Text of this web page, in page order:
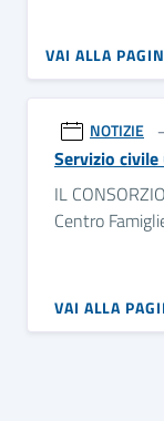
VAI ALLA
NOTIZIE
Servizio
IL
Centro
VAI ALLA